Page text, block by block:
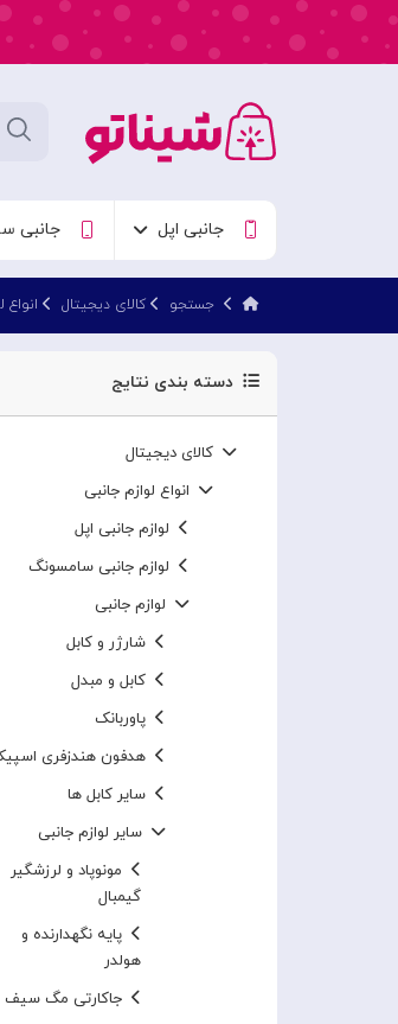
جانبی اپل جانبی
جستجو کالای دیجیتال انواع
دسته بندی نتایج
کالای دیجیتال
انواع لوازم جانبی
لوازم جانبی اپل
لوازم جانبی سامسونگ
لوازم جانبی
شارژر و کابل
کابل و مبدل
پاوربانک
هدفون هندزفری
سایر کابل ها
سایر لوازم جانبی
مونوپاد و لرزشگیر
گیمبال
پایه نگهدارنده و
هولدر
جاکارتی مگ سیف